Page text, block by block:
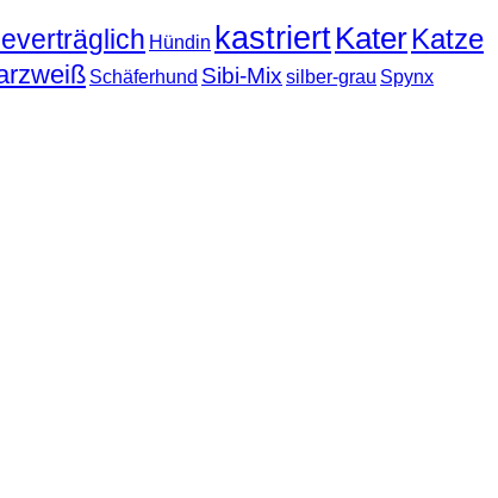
Hündin kastriertKaterKatze
Schäferhund Sibi-Mix silber-grau Spynx